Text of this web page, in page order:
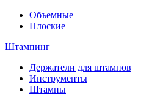
Объемные
Плоские
Штампинг
Держатели для штампов
Инструменты
Штампы